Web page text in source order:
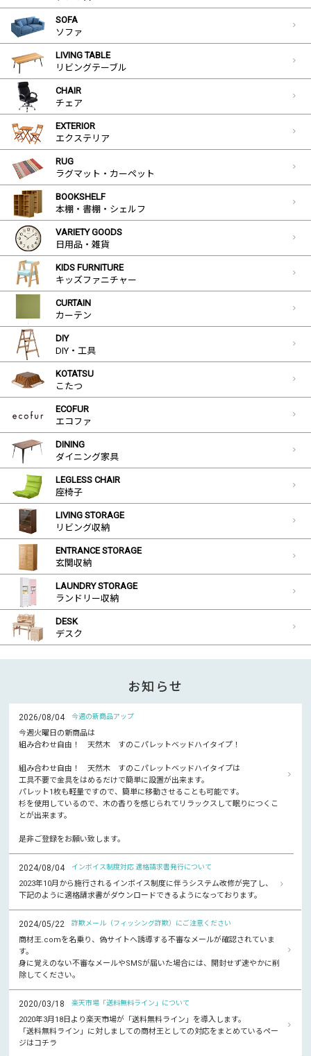
SOFA
ソファ
LIVING TABLE
リビングテーブル
CHAIR
チェア
EXTERIOR
エクステリア
RUG
ラグマット・カーペット
BOOKSHELF
本棚・書棚・シェルフ
VARIETY GOODS
日用品・雑貨
KIDS FURNITURE
キッズファニチャー
CURTAIN
カーテン
DIY
DIY・工具
KOTATSU
こたつ
ECOFUR
エコファ
DINING
ダイニング家具
LEGLESS CHAIR
座椅子
LIVING STORAGE
リビング収納
ENTRANCE STORAGE
玄関収納
LAUNDRY STORAGE
ランドリー収納
DESK
デスク
お知らせ
2026/08/04 今週の新商品アップ
今週火曜日の新商品は
組み合わせ自由！ 天然木 すのこパレットベッドハイタイプ！
組み合わせ自由！ 天然木 すのこパレットベッドハイタイプは
工具不要で金具をはめるだけで簡単に設置が出来ます。
パレット1枚も軽量ですので、簡単に移動させることも可能です。
杉を使用しているので、木の香りを感じられてリラックスして眠りにつくこ
とが出来ます。
是非ご登録をお願い致します。
2024/08/04 インボイス制度対応 適格請求書発行について
2023年10月から施行されるインボイス制度に伴うシステム改修が完了し、
下記のように適格請求書がダウンロードできるようになっております。
2024/05/22 詐欺メール（フィッシング詐欺）にご注意ください
商材王.comを名乗り、偽サイトへ誘導する不審なメールが確認されていま
す。
身に覚えのない不審なメールやSMSが届いた場合には、開封せず速やかに削
除してください。
2020/03/18 楽天市場「送料無料ライン」について
2020年3月18日より楽天市場が「送料無料ライン」を導入します。
「送料無料ライン」に対しましての商材王としての対応をまとめているペー
ジはコチラ